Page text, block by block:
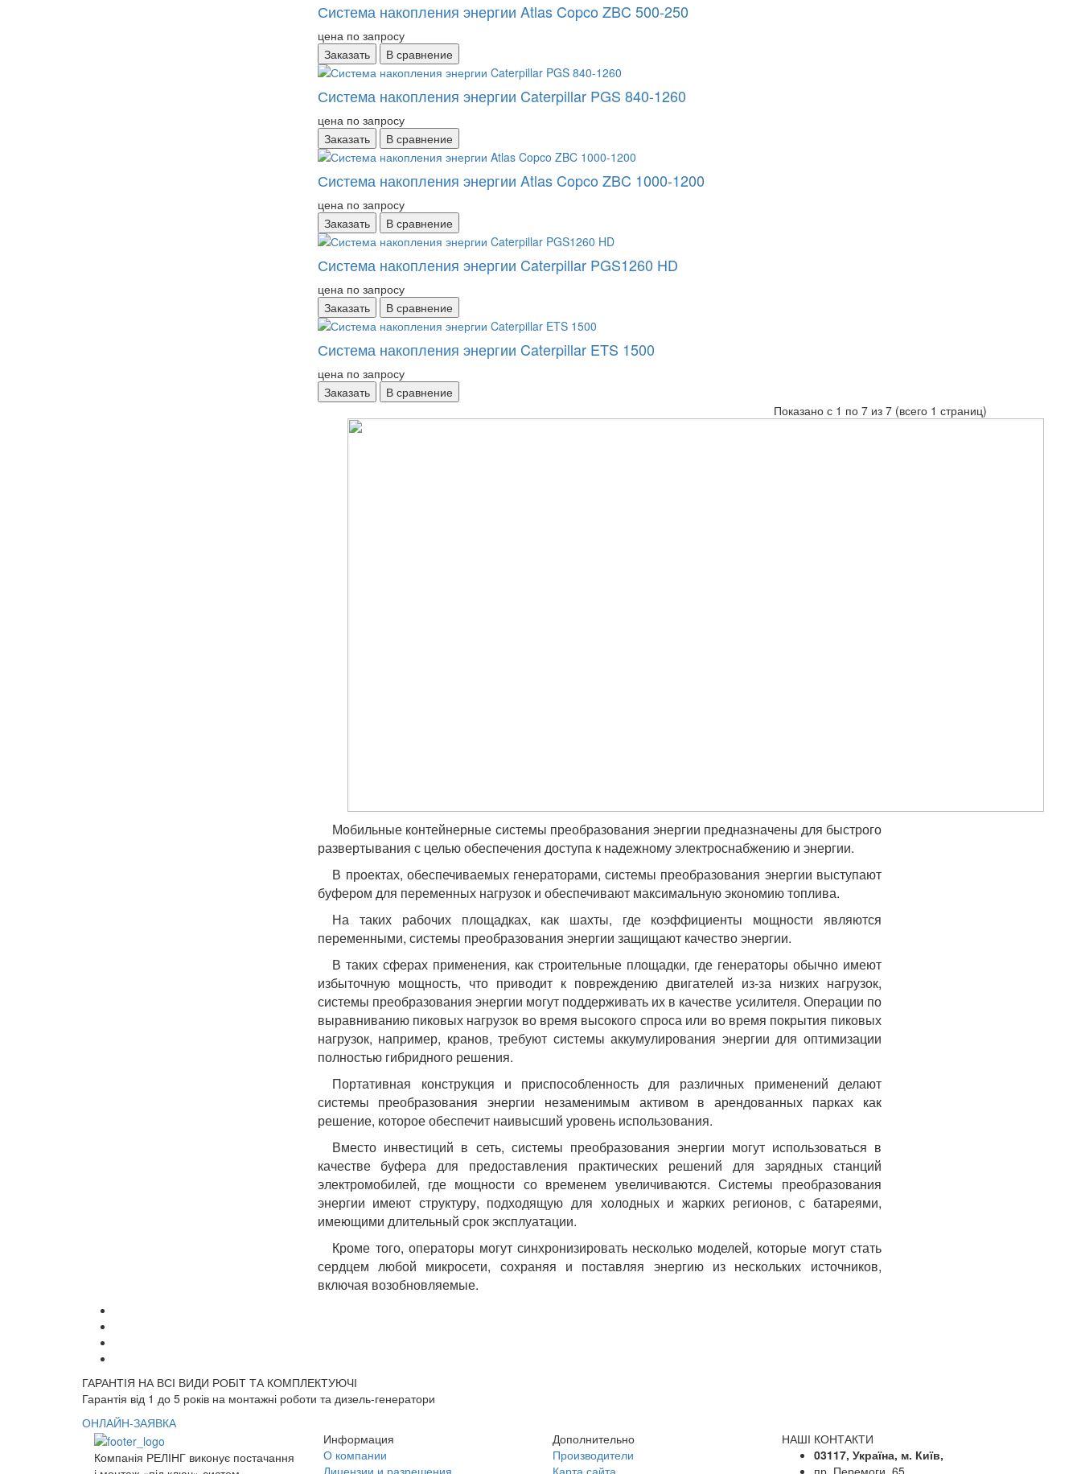
Система накопления энергии Atlas Copco ZBC 500-250
цена по запросу
Заказать
В сравнение
Система накопления энергии Caterpillar PGS 840-1260
цена по запросу
Заказать
В сравнение
Система накопления энергии Atlas Copco ZBC 1000-1200
цена по запросу
Заказать
В сравнение
Система накопления энергии Caterpillar PGS1260 HD
цена по запросу
Заказать
В сравнение
Система накопления энергии Caterpillar ETS 1500
цена по запросу
Заказать
В сравнение
Показано с 1 по 7 из 7 (всего 1 страниц)
Мобильные контейнерные системы преобразования энергии предназначены для быстрого
развертывания с целью обеспечения доступа к надежному электроснабжению и энергии.
В проектах, обеспечиваемых генераторами, системы преобразования энергии выступают
буфером для переменных нагрузок и обеспечивают максимальную экономию топлива.
На таких рабочих площадках, как шахты, где коэффициенты мощности являются
переменными, системы преобразования энергии защищают качество энергии.
В таких сферах применения, как строительные площадки, где генераторы обычно имеют
избыточную мощность, что приводит к повреждению двигателей из-за низких нагрузок,
системы преобразования энергии могут поддерживать их в качестве усилителя. Операции по
выравниванию пиковых нагрузок во время высокого спроса или во время покрытия пиковых
нагрузок, например, кранов, требуют системы аккумулирования энергии для оптимизации
полностью гибридного решения.
Портативная конструкция и приспособленность для различных применений делают
системы преобразования энергии незаменимым активом в арендованных парках как
решение, которое обеспечит наивысший уровень использования.
Вместо инвестиций в сеть, системы преобразования энергии могут использоваться в
качестве буфера для предоставления практических решений для зарядных станций
электромобилей, где мощности со временем увеличиваются. Системы преобразования
энергии имеют структуру, подходящую для холодных и жарких регионов, с батареями,
имеющими длительный срок эксплуатации.
Кроме того, операторы могут синхронизировать несколько моделей, которые могут стать
сердцем любой микросети, сохраняя и поставляя энергию из нескольких источников,
включая возобновляемые.
ГАРАНТІЯ НА ВСІ ВИДИ РОБІТ ТА КОМПЛЕКТУЮЧІ
Гарантія від 1 до 5 років на монтажні роботи та дизель-генератори
ОНЛАЙН-ЗАЯВКА
Компанія РЕЛІНГ виконує постачання
Информация
О компании
Дополнительно
Производители
НАШІ КОНТАКТИ
03117, Україна, м. Київ,